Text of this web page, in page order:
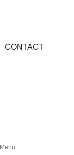
CONTACT
Menu